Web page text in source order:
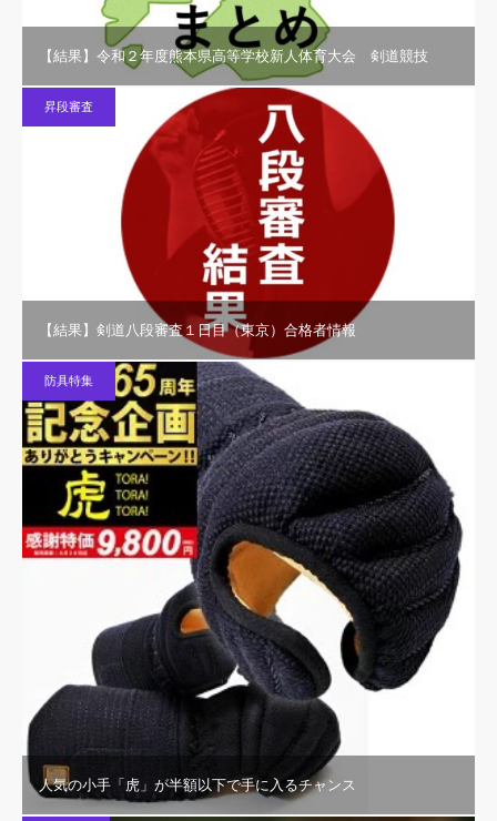
【結果】令和２年度熊本県高等学校新人体育大会 剣道競技
昇段審査
【結果】剣道八段審査１日目（東京）合格者情報
防具特集
人気の小手「虎」が半額以下で手に入るチャンス